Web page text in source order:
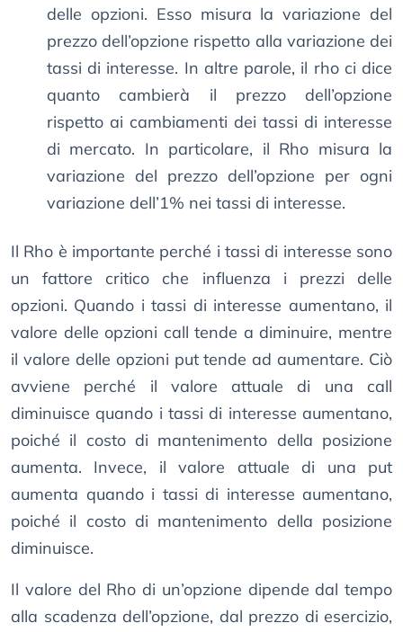
delle opzioni. Esso misura la variazione del
prezzo dell’opzione rispetto alla variazione dei
tassi di interesse. In altre parole, il rho ci dice
quanto cambierà il prezzo dell’opzione
rispetto ai cambiamenti dei tassi di interesse
di mercato. In particolare, il Rho misura la
variazione del prezzo dell’opzione per ogni
variazione dell’1% nei tassi di interesse.
Il Rho è importante perché i tassi di interesse sono
un fattore critico che influenza i prezzi delle
opzioni. Quando i tassi di interesse aumentano, il
valore delle opzioni call tende a diminuire, mentre
il valore delle opzioni put tende ad aumentare. Ciò
avviene perché il valore attuale di una call
diminuisce quando i tassi di interesse aumentano,
poiché il costo di mantenimento della posizione
aumenta. Invece, il valore attuale di una put
aumenta quando i tassi di interesse aumentano,
poiché il costo di mantenimento della posizione
diminuisce.
Il valore del Rho di un’opzione dipende dal tempo
alla scadenza dell’opzione, dal prezzo di esercizio,